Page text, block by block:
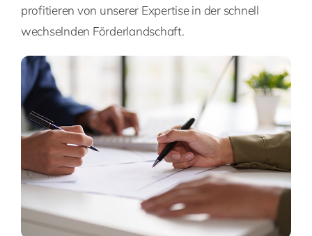
profitieren von unserer Expertise in der schnell
wechselnden Förderlandschaft.